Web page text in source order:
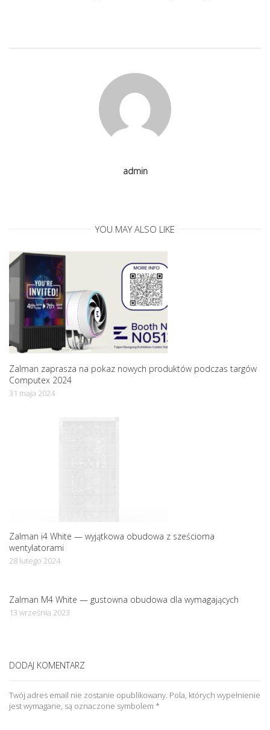
o
n
admin
YOU MAY ALSO LIKE
Zalman zaprasza na pokaz nowych produktów podczas targów
Computex 2024
31 maja 2024
Zalman i4 White — wyjątkowa obudowa z sześcioma
wentylatorami
28 lutego 2024
Zalman M4 White — gustowna obudowa dla wymagających
13 września 2023
DODAJ KOMENTARZ
Twój adres email nie zostanie opublikowany. Pola, których wypełnienie
jest wymagane, są oznaczone symbolem *